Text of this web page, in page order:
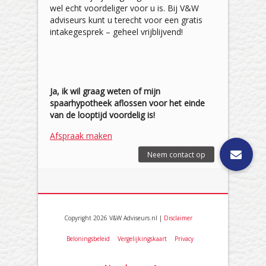
wel echt voordeliger voor u is. Bij V&W
adviseurs kunt u terecht voor een gratis
intakegesprek – geheel vrijblijvend!
Ja, ik wil graag weten of mijn
spaarhypotheek aflossen voor het einde
van de looptijd voordelig is!
Afspraak maken
Copyright 2026 V&W Adviseurs.nl | Disclaimer
Beloningsbeleid Vergelijkingskaart Privacy